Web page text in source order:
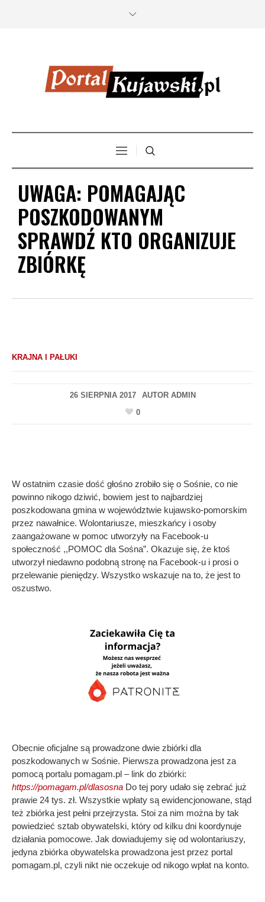
UWAGA: POMAGAJĄC
POSZKODOWANYM
SPRAWDŹ KTO ORGANIZUJE
ZBIÓRKĘ
KRAJNA I PAŁUKI
26 SIERPNIA 2017 AUTOR ADMIN
0
W ostatnim czasie dość głośno zrobiło się o Sośnie, co nie
powinno nikogo dziwić, bowiem jest to najbardziej
poszkodowana gmina w województwie kujawsko-pomorskim
przez nawałnice. Wolontariusze, mieszkańcy i osoby
zaangażowane w pomoc utworzyły na Facebook-u
społeczność ,,POMOC dla Sośna”. Okazuje się, że ktoś
utworzył niedawno podobną stronę na Facebook-u i prosi o
przelewanie pieniędzy. Wszystko wskazuje na to, że jest to
oszustwo.
Obecnie oficjalne są prowadzone dwie zbiórki dla
poszkodowanych w Sośnie. Pierwsza prowadzona jest za
pomocą portalu pomagam.pl – link do zbiórki:
https://pomagam.pl/dlasosna Do tej pory udało się zebrać już
prawie 24 tys. zł. Wszystkie wpłaty są ewidencjonowane, stąd
też zbiórka jest pełni przejrzysta. Stoi za nim można by tak
powiedzieć sztab obywatelski, który od kilku dni koordynuje
działania pomocowe. Jak dowiadujemy się od wolontariuszy,
jedyna zbiórka obywatelska prowadzona jest przez portal
pomagam.pl, czyli nikt nie oczekuje od nikogo wpłat na konto.